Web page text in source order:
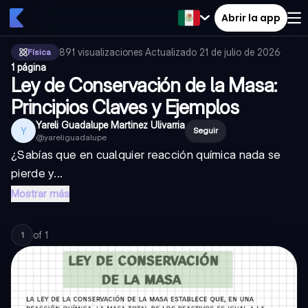
Abrir la app
Física 891 visualizaciones·Actualizado 21 de julio de 2026·
1 página
Ley de Conservación de la Masa:
Principios Claves y Ejemplos
Y Yareli Guadalupe Martinez Ulivarria
@yareliguadalupe
Seguir
¿Sabías que en cualquier reacción química nada se
pierde y...
Mostrar más
1 of 1